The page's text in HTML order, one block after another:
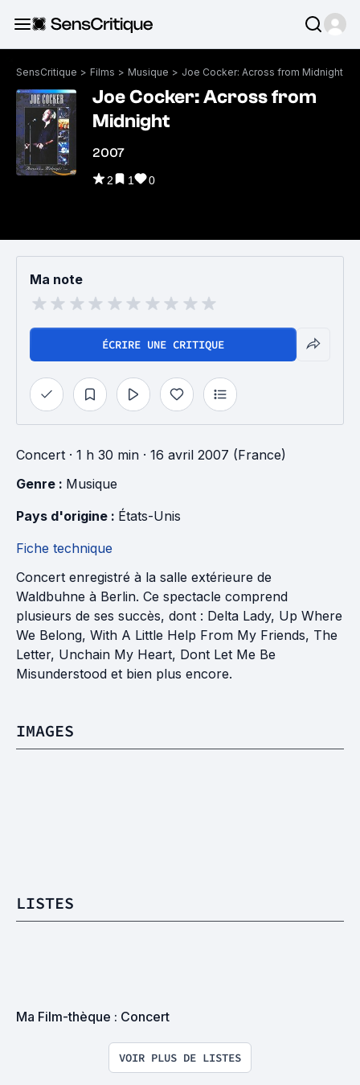
SensCritique > Films > Musique > Joe Cocker: Across from Midnight
Joe Cocker: Across from
Midnight
2007
2 1 0
Ma note
ÉCRIRE UNE CRITIQUE
Concert · 1 h 30 min · 16 avril 2007 (France)
Genre : Musique
Pays d'origine : États-Unis
Fiche technique
Concert enregistré à la salle extérieure de
Waldbuhne à Berlin. Ce spectacle comprend
plusieurs de ses succès, dont : Delta Lady, Up Where
We Belong, With A Little Help From My Friends, The
Letter, Unchain My Heart, Dont Let Me Be
Misunderstood et bien plus encore.
IMAGES
LISTES
Ma Film-thèque : Concert
VOIR PLUS DE LISTES